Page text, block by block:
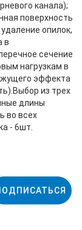
канала);
поверхность
опилок,
в
сечение
нагрузкам в
эффекта
из трех
длины
во всех
- 6шт.